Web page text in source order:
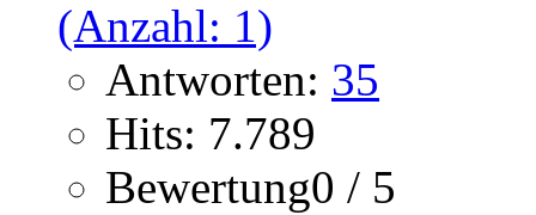
Antworten: 35
Hits: 7.789
Bewertung0 / 5